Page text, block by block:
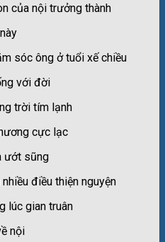
của nội trưởng thành
sóc ông ở tuổi xế chiều
với đời
trời tím lạnh
cực lạc
ướt sũng
điều thiện nguyện
lúc gian truân
nội